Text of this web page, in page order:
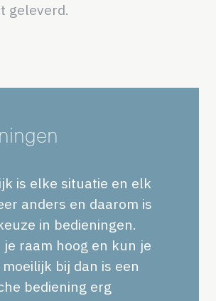
geleverd.
is elke situatie en elk
anders en daarom is
in bedieningen.
je raam hoog en kun je
bij dan is een
bediening erg